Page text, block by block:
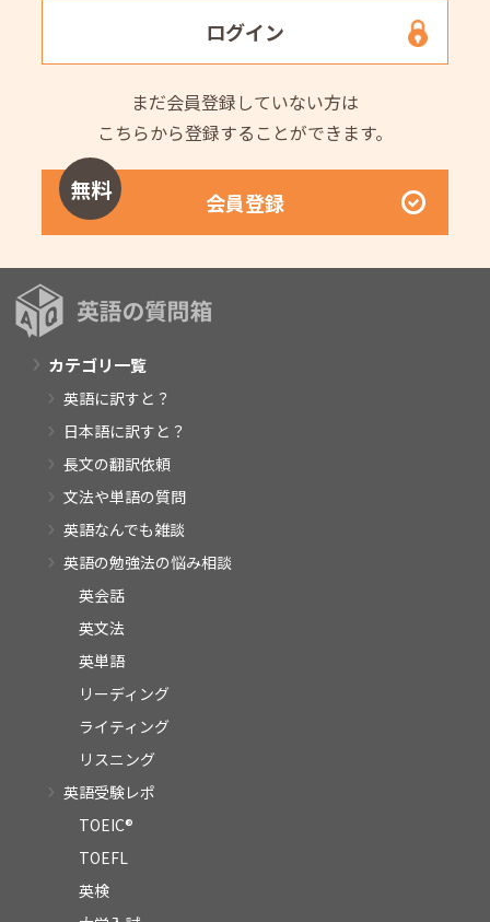
ログイン
まだ会員登録していない方は
こちらから登録することができます。
無料 会員登録
カテゴリ一覧
英語に訳すと？
日本語に訳すと？
長文の翻訳依頼
文法や単語の質問
英語なんでも雑談
英語の勉強法の悩み相談
英会話
英文法
英単語
リーディング
ライティング
リスニング
英語受験レポ
TOEIC®
TOEFL
英検